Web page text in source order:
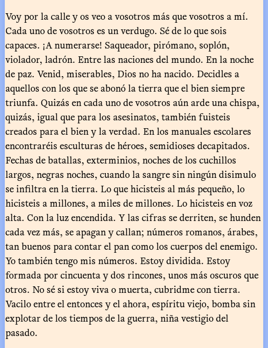
Voy por la calle y os veo a vosotros más que vosotros a mí.
Cada uno de vosotros es un verdugo. Sé de lo que sois
capaces. ¡A numerarse! Saqueador, pirómano, soplón,
violador, ladrón. Entre las naciones del mundo. En la noche
de paz. Venid, miserables, Dios no ha nacido. Decidles a
aquellos con los que se abonó la tierra que el bien siempre
triunfa. Quizás en cada uno de vosotros aún arde una chispa,
quizás, igual que para los asesinatos, también fuisteis
creados para el bien y la verdad. En los manuales escolares
encontraréis esculturas de héroes, semidioses decapitados.
Fechas de batallas, exterminios, noches de los cuchillos
largos, negras noches, cuando la sangre sin ningún disimulo
se infiltra en la tierra. Lo que hicisteis al más pequeño, lo
hicisteis a millones, a miles de millones. Lo hicisteis en voz
alta. Con la luz encendida. Y las cifras se derriten, se hunden
cada vez más, se apagan y callan; números romanos, árabes,
tan buenos para contar el pan como los cuerpos del enemigo.
Yo también tengo mis números. Estoy dividida. Estoy
formada por cincuenta y dos rincones, unos más oscuros que
otros. No sé si estoy viva o muerta, cubridme con tierra.
Vacilo entre el entonces y el ahora, espíritu viejo, bomba sin
explotar de los tiempos de la guerra, niña vestigio del
pasado.